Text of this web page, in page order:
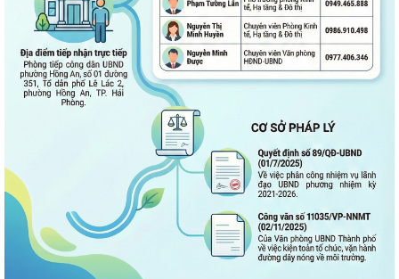
07/01/2026 VỀ PHÁT TRIỂN VĂN HOÁ VIỆT NAM - XÂY...
PHƯỜNG HỒNG AN TỔ CHỨC SƠ KẾT ĐÁNH GIÁ TÌNH HÌNH TRIỂN KHAI
THỰC HIỆN MÔ HÌNH “TỔ DÂN PHỐ KHÔNG MA...
Thông báo kết quả Kỳ họp thứ 3 (Kỳ họp thường lệ giữa năm 2026)
HĐND thành phố khóa XVII, nhiệm kỳ...
PHƯỜNG HỒNG AN RA QUÂN TỔNG VỆ SINH MÔI TRƯỜNG, CHUNG
TAY XÂY DỰNG ĐÔ THỊ SÁNG - XANH - SẠCH - ĐẸP
Quyết định về việc công bố Người phát ngôn và cung cấp thông tin cho
báo chí của Ủy ban nhân dân...
Quyết định về việc Ban hành Quy chế phát ngôn và cung cấp thông tin